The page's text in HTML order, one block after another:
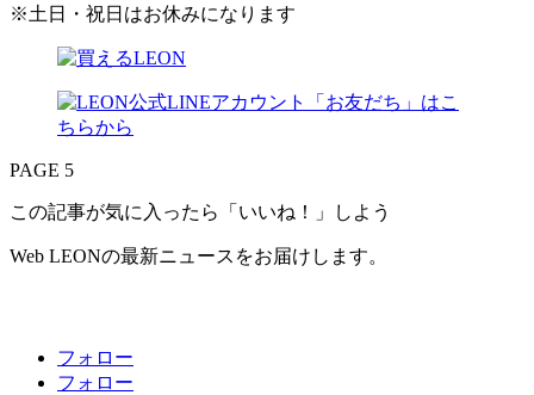
※土日・祝日はお休みになります
PAGE 5
この記事が気に入ったら「いいね！」しよう
Web LEONの最新ニュースをお届けします。
フォロー
フォロー